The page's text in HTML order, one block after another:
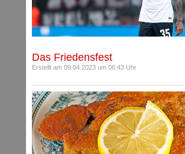
Das Friedensfest
Erstellt am 09.04.2023 um 06:43 Uhr